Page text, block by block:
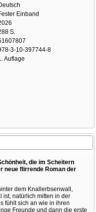
Einband
S.
3-10-397744-8
Auflage
die im Scheitern
neue flirrende Roman der
dem Knallerbsenwall,
ist, natürlich mitten in der
fühlt sich an wie in ihren
Freunde und dann die erste